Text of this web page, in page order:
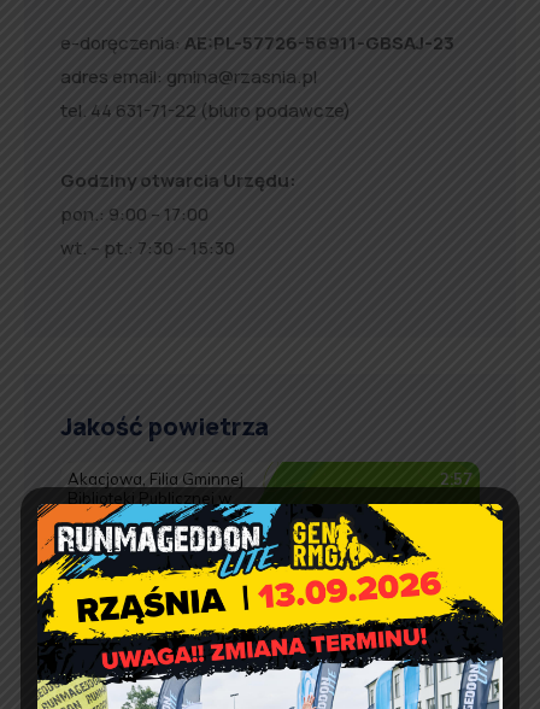
e-doręczenia: AE:PL-57726-56911-GBSAJ-23
adres email: gmina@rzasnia.pl
tel. 44 631-71-22 (biuro podawcze)
Godziny otwarcia Urzędu:
pon.: 9:00 – 17:00
wt. – pt.: 7:30 – 15:30
Jakość powietrza